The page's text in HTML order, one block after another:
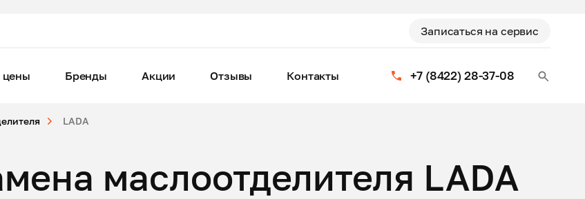
Записаться на сервис
+7 (8422) 28-37-08
цены Бренды Акции Отзывы Контакты
LADA
маслоотделителя LADA